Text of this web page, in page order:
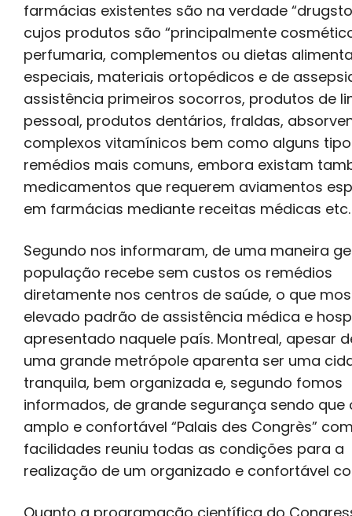
farmácias existentes são na verdade
cujos produtos são “principalmente
perfumaria, complementos ou dietas
especiais, materiais ortopédicos e de
assistência primeiros socorros, produtos de
pessoal, produtos dentários, fraldas,
complexos vitamínicos bem como alguns
remédios mais comuns, embora existam
medicamentos que requerem aviamentos
em farmácias mediante receitas médicas etc.
Segundo nos informaram, de uma maneira
população recebe sem custos os remédios
diretamente nos centros de saúde, o que
elevado padrão de assistência médica e
apresentado naquele país. Montreal, apesar
uma grande metrópole aparenta ser uma
tranquila, bem organizada e, segundo fomos
informados, de grande segurança sendo que
amplo e confortável “Palais des Congrès”
facilidades reuniu todas as condições para a
realização de um organizado e confortável